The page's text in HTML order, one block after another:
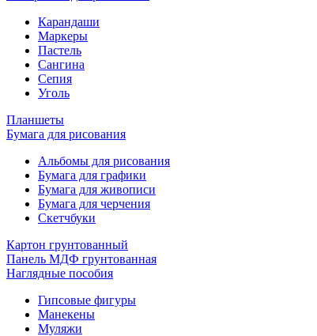
Карандаши
Маркеры
Пастель
Сангина
Сепия
Уголь
Планшеты
Бумага для рисования
Альбомы для рисования
Бумага для графики
Бумага для живописи
Бумага для черчения
Скетчбуки
Картон грунтованный
Панель МДФ грунтованная
Наглядные пособия
Гипсовые фигуры
Манекены
Муляжи